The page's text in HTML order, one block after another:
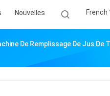
Nouvelles French
De Remplissage De Jus De